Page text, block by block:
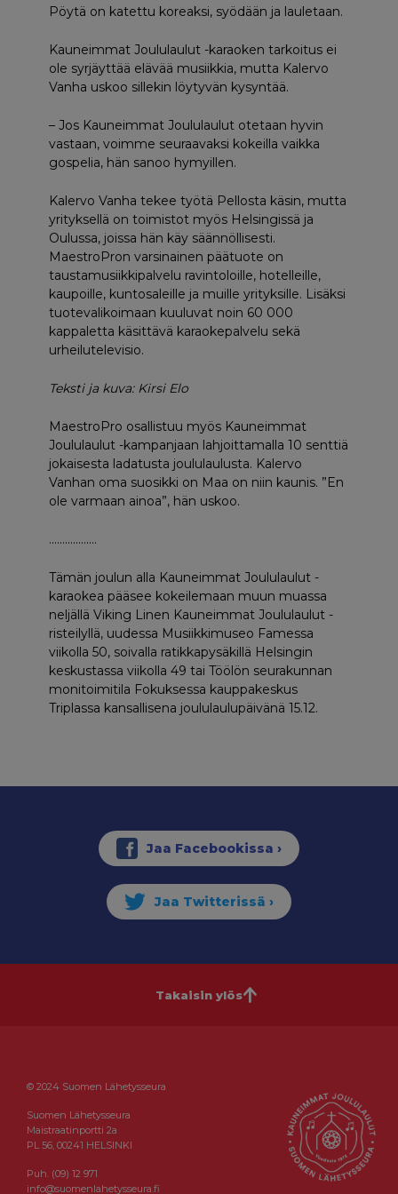
Pöytä on katettu koreaksi, syödään ja lauletaan.
Kauneimmat Joululaulut -karaoken tarkoitus ei
ole syrjäyttää elävää musiikkia, mutta Kalervo
Vanha uskoo sillekin löytyvän kysyntää.
– Jos Kauneimmat Joululaulut otetaan hyvin
vastaan, voimme seuraavaksi kokeilla vaikka
gospelia, hän sanoo hymyillen.
Kalervo Vanha tekee työtä Pellosta käsin, mutta
yrityksellä on toimistot myös Helsingissä ja
Oulussa, joissa hän käy säännöllisesti.
MaestroPron varsinainen päätuote on
taustamusiikkipalvelu ravintoloille, hotelleille,
kaupoille, kuntosaleille ja muille yrityksille. Lisäksi
tuotevalikoimaan kuuluvat noin 60 000
kappaletta käsittävä karaokepalvelu sekä
urheilutelevisio.
Teksti ja kuva: Kirsi Elo
MaestroPro osallistuu myös Kauneimmat
Joululaulut -kampanjaan lahjoittamalla 10 senttiä
jokaisesta ladatusta joululaulusta. Kalervo
Vanhan oma suosikki on Maa on niin kaunis. ”En
ole varmaan ainoa”, hän uskoo.
………………
Tämän joulun alla Kauneimmat Joululaulut -
karaokea pääsee kokeilemaan muun muassa
neljällä Viking Linen Kauneimmat Joululaulut -
risteilyllä, uudessa Musiikkimuseo Famessa
viikolla 50, soivalla ratikkapysäkillä Helsingin
keskustassa viikolla 49 tai Töölön seurakunnan
monitoimitila Fokuksessa kauppakeskus
Triplassa kansallisena joululaulupäivänä 15.12.
Takaisin ylös
© 2024 Suomen Lähetysseura
Suomen Lähetysseura
Maistraatinportti 2a
PL 56, 00241 HELSINKI
Puh. (09) 12 971
info@suomenlahetysseura.fi